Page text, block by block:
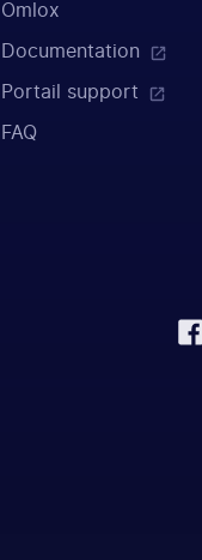
Omlox
Documentation
Portail support
FAQ